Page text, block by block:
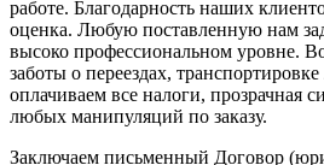
работе. Благодарность наших
оценка. Любую поставленную нам
высоко профессиональном уровне.
заботы о переездах,
оплачиваем все налоги, прозрачная
любых манипуляций по заказу.
Заключаем письменный Договор